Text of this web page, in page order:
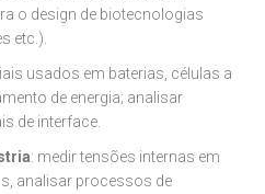
o design de biotecnologias
etc.).
usados em baterias, células a
de energia; analisar
de interface.
: medir tensões internas em
analisar processos de